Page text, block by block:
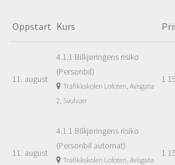
Oppstart Kurs
11. august
4.1.1 Bilkjøringens risiko
(Personbil)
Trafikkskolen Lofoten, Avisgata
2, Svolvær
1
11. august
4.1.1 Bilkjøringens risiko
(Personbil automat)
Trafikkskolen Lofoten, Avisgata
1